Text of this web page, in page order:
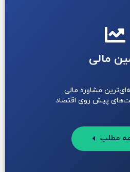
مالی
مشاوره مالی
پیش روی اقتصاد
مطلب